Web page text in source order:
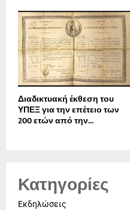
Διαδικτυακή έκθεση του
ΥΠΕΞ για την επέτειο των
200 ετών από την...
Κατηγορίες
Εκδηλώσεις